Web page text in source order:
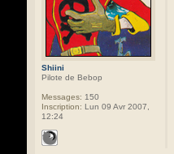
Shiini
Pilote de Bebop
Messages: 150
Inscription: Lun 09 Avr 2007,
12:24